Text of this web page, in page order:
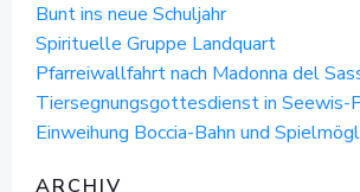
Bunt ins neue Schuljahr
Spirituelle Gruppe Landquart
Pfarreiwallfahrt nach Madonna del
Tiersegnungsgottesdienst in Seewis-
Einweihung Boccia-Bahn und
ARCHIV